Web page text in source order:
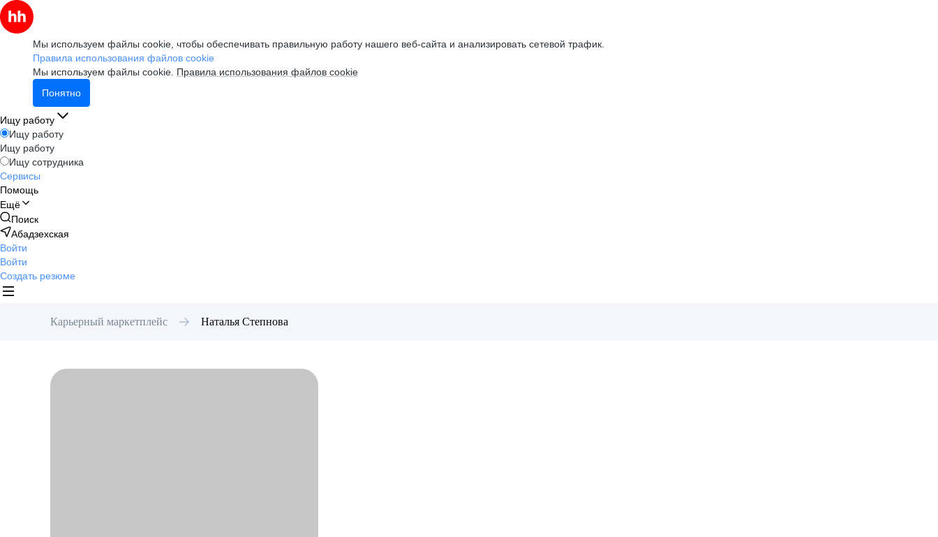
Мы используем файлы cookie, чтобы обеспечивать правильную работу нашего веб-сайта и анализировать сетевой трафик.
Правила использования файлов cookie
Мы используем файлы cookie. Правила использования файлов cookie
Понятно
Ищу работу
Ищу работу
Ищу работу
Ищу сотрудника
Сервисы
Помощь
Ещё
Поиск
Абадзехская
Войти
Войти
Создать резюме
Карьерный маркетплейс Наталья Степнова